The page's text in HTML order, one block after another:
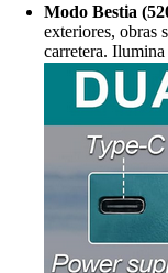
Modo Bestia
exteriores, obras
carretera. Ilumina